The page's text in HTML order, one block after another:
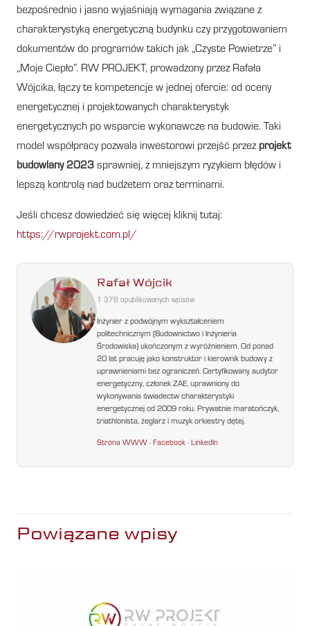
bezpośrednio i jasno wyjaśniają wymagania związane z
charakterystyką energetyczną budynku czy przygotowaniem
dokumentów do programów takich jak „Czyste Powietrze” i
„Moje Ciepło”. RW PROJEKT, prowadzony przez Rafała
Wójcika, łączy te kompetencje w jednej ofercie: od oceny
energetycznej i projektowanych charakterystyk
energetycznych po wsparcie wykonawcze na budowie. Taki
model współpracy pozwala inwestorowi przejść przez projekt
budowlany 2023 sprawniej, z mniejszym ryzykiem błędów i
lepszą kontrolą nad budżetem oraz terminami.
Jeśli chcesz dowiedzieć się więcej kliknij tutaj:
https://rwprojekt.com.pl/
Rafał Wójcik
1 378 opublikowanych wpisów
Inżynier z podwójnym wykształceniem
politechnicznym (Budownictwo i Inżynieria
Środowiska) ukończonym z wyróżnieniem. Od ponad
20 lat pracuję jako konstruktor i kierownik budowy z
uprawnieniami bez ograniczeń. Certyfikowany audytor
energetyczny, członek ZAE, uprawniony do
wykonywania świadectw charakterystyki
energetycznej od 2009 roku. Prywatnie maratończyk,
triathlonista, żeglarz i muzyk orkiestry dętej.
Strona WWW ·Facebook ·LinkedIn
Powiązane wpisy